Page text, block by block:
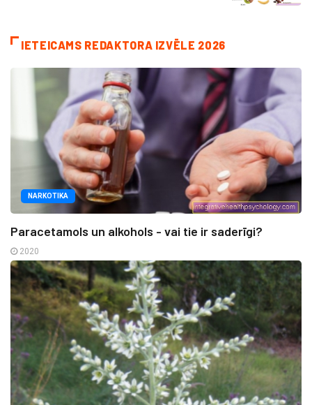
IETEICAMS REDAKTORA IZVĒLE 2026
NARKOTIKA
Paracetamols un alkohols - vai tie ir saderīgi?
2020